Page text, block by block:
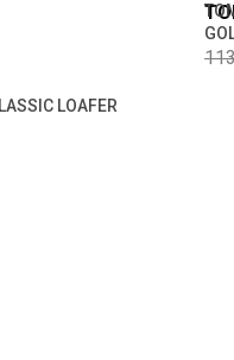
LOAFER